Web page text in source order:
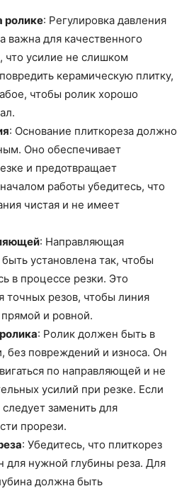
ролике: Регулировка давления
важна для качественного
что усилие не слишком
керамическую плитку,
чтобы ролик хорошо
: Основание плиткореза должно
Оно обеспечивает
и предотвращает
работы убедитесь, что
чистая и не имеет
: Направляющая
установлена так, чтобы
в процессе резки. Это
точных резов, чтобы линия
прямой и ровной.
: Ролик должен быть в
без повреждений и износа. Он
по направляющей и не
усилий при резке. Если
заменить для
прорези.
: Убедитесь, что плиткорез
для нужной глубины реза. Для
должна быть